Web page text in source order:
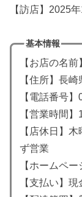
【訪店】2025
基本情報
【お店の名
【住所】長
【電話番号
【営業時間
【店休日】
ず営業
【ホームペー
【支払い】